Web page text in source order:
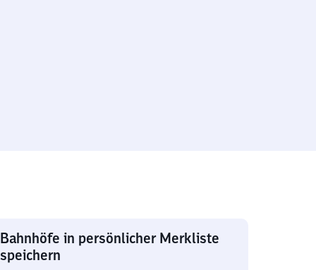
Bahnhöfe in persönlicher Merkliste
speichern